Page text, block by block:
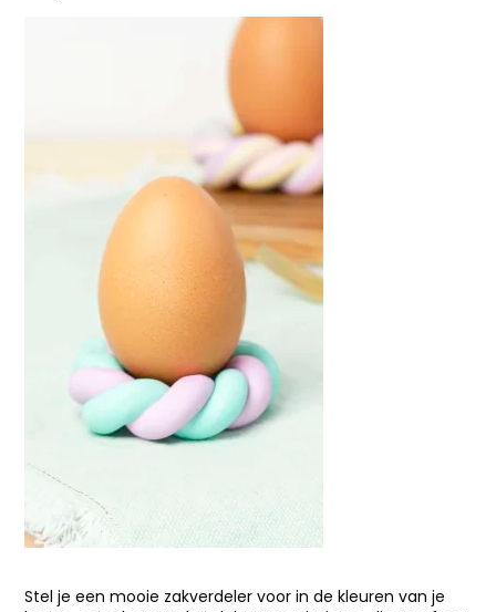
Stel je een mooie zakverdeler voor in de kleuren van je